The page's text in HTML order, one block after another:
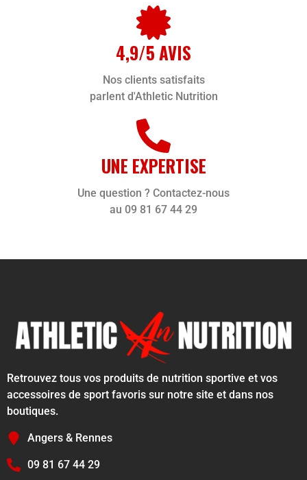
4,9/5 AVIS
Nos clients satisfaits
parlent d'Athletic Nutrition
UNE EXPERTISE
Une question ? Contactez-nous
au 09 81 67 44 29
Retrouvez tous vos produits de nutrition sportive et vos
accessoires de sport favoris sur notre site et dans nos
boutiques.
Angers & Rennes
09 81 67 44 29